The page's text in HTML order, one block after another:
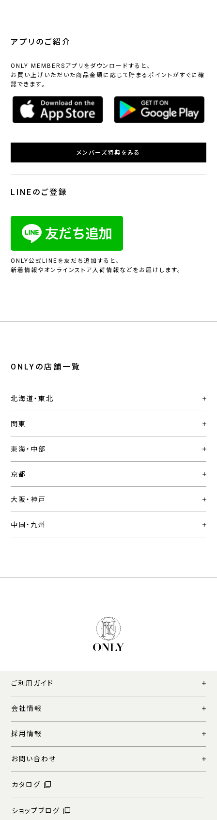
アプリのご紹介
ONLY MEMBERSアプリをダウンロードすると、
お買い上げいただいた商品金額に応じて貯まるポイントがすぐに確
認できます。
メンバーズ特典をみる
LINEのご登録
ONLY公式LINEを友だち追加すると、
新着情報やオンラインストア入荷情報などをお届けします。
ONLYの店舗一覧
北海道・東北
関東
東海・中部
京都
大阪・神戸
中国・九州
ご利用ガイド
会社情報
採用情報
お問い合わせ
カタログ
ショップブログ